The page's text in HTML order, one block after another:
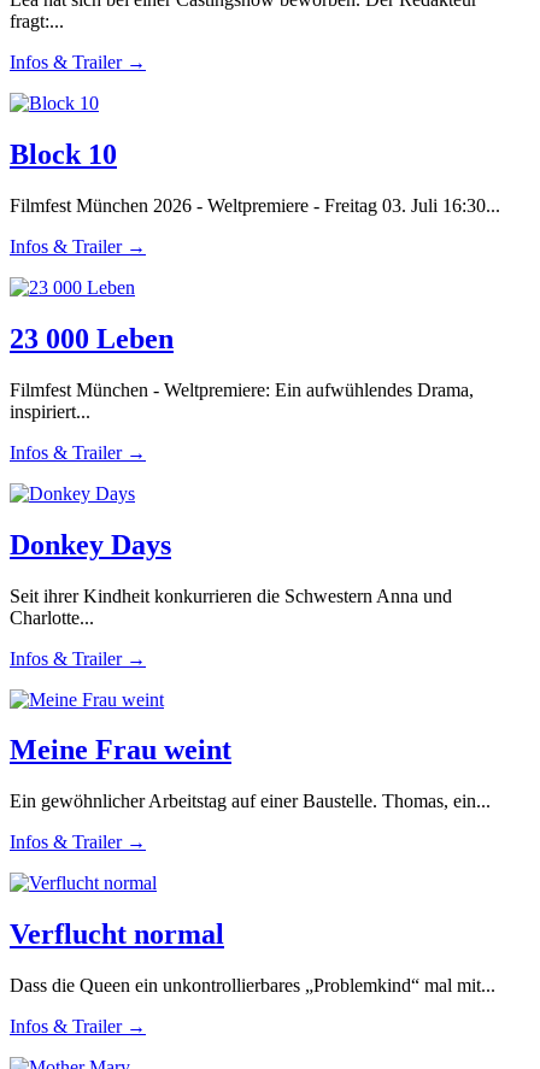
fragt:...
Infos & Trailer →
Block 10
Filmfest München 2026 - Weltpremiere - Freitag 03. Juli 16:30...
Infos & Trailer →
23 000 Leben
Filmfest München - Weltpremiere: Ein aufwühlendes Drama,
inspiriert...
Infos & Trailer →
Donkey Days
Seit ihrer Kindheit konkurrieren die Schwestern Anna und
Charlotte...
Infos & Trailer →
Meine Frau weint
Ein gewöhnlicher Arbeitstag auf einer Baustelle. Thomas, ein...
Infos & Trailer →
Verflucht normal
Dass die Queen ein unkontrollierbares „Problemkind“ mal mit...
Infos & Trailer →